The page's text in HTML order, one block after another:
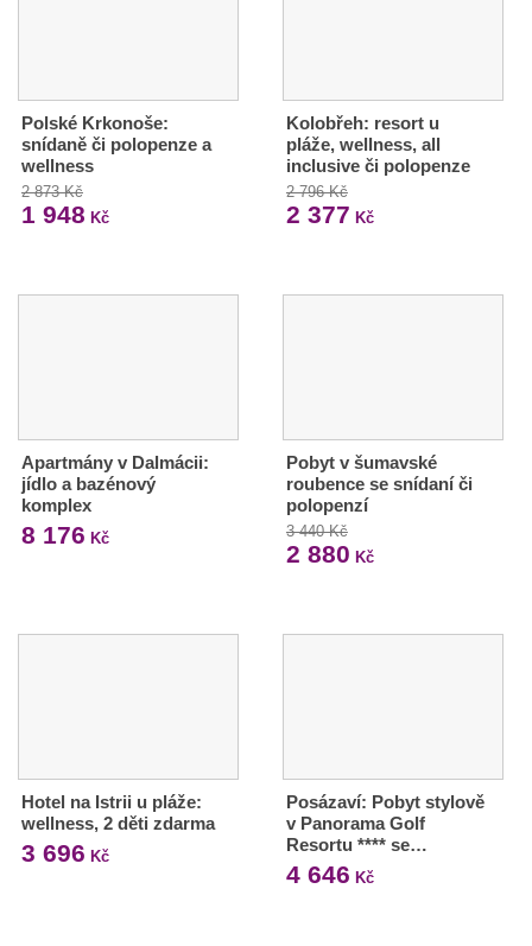
Polské Krkonoše:
snídaně či polopenze a
wellness
2 873 Kč
1 948 Kč
Kolobřeh: resort u
pláže, wellness, all
inclusive či polopenze
2 796 Kč
2 377 Kč
Apartmány v Dalmácii:
jídlo a bazénový
komplex
8 176 Kč
Pobyt v šumavské
roubence se snídaní či
polopenzí
3 440 Kč
2 880 Kč
Hotel na Istrii u pláže:
wellness, 2 děti zdarma
3 696 Kč
Posázaví: Pobyt stylově
v Panorama Golf
Resortu **** se…
4 646 Kč